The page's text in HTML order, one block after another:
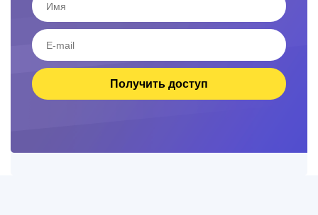
Получить доступ